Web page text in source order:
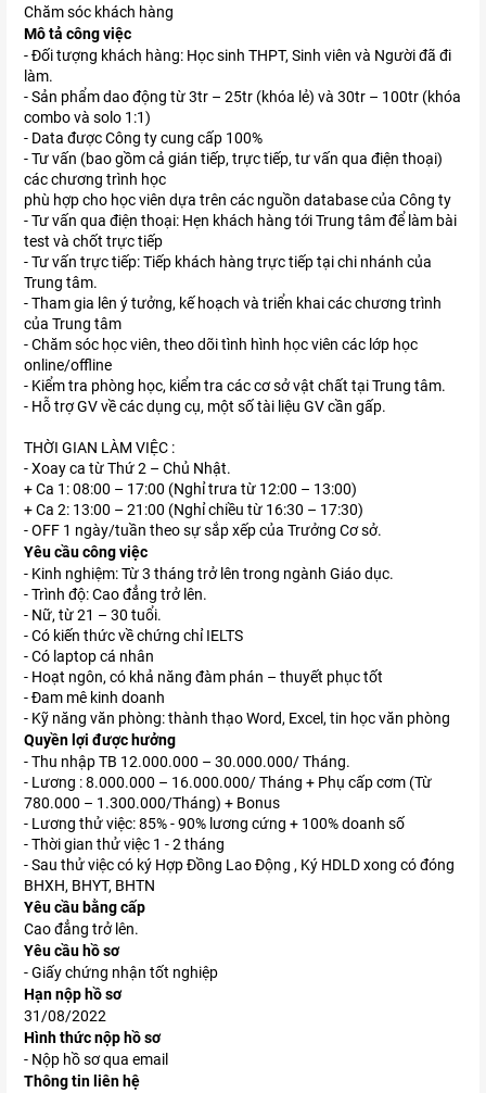
Chăm sóc khách hàng
Mô tả công việc
- Đối tượng khách hàng: Học sinh THPT, Sinh viên và Người đã đi
làm.
- Sản phẩm dao động từ 3tr – 25tr (khóa lẻ) và 30tr – 100tr (khóa
combo và solo 1:1)
- Data được Công ty cung cấp 100%
- Tư vấn (bao gồm cả gián tiếp, trực tiếp, tư vấn qua điện thoại)
các chương trình học
phù hợp cho học viên dựa trên các nguồn database của Công ty
- Tư vấn qua điện thoại: Hẹn khách hàng tới Trung tâm để làm bài
test và chốt trực tiếp
- Tư vấn trực tiếp: Tiếp khách hàng trực tiếp tại chi nhánh của
Trung tâm.
- Tham gia lên ý tưởng, kế hoạch và triển khai các chương trình
của Trung tâm
- Chăm sóc học viên, theo dõi tình hình học viên các lớp học
online/offline
- Kiểm tra phòng học, kiểm tra các cơ sở vật chất tại Trung tâm.
- Hỗ trợ GV về các dụng cụ, một số tài liệu GV cần gấp.
THỜI GIAN LÀM VIỆC :
- Xoay ca từ Thứ 2 – Chủ Nhật.
+ Ca 1: 08:00 – 17:00 (Nghỉ trưa từ 12:00 – 13:00)
+ Ca 2: 13:00 – 21:00 (Nghỉ chiều từ 16:30 – 17:30)
- OFF 1 ngày/tuần theo sự sắp xếp của Trưởng Cơ sở.
Yêu cầu công việc
- Kinh nghiệm: Từ 3 tháng trở lên trong ngành Giáo dục.
- Trình độ: Cao đẳng trở lên.
- Nữ, từ 21 – 30 tuổi.
- Có kiến thức về chứng chỉ IELTS
- Có laptop cá nhân
- Hoạt ngôn, có khả năng đàm phán – thuyết phục tốt
- Đam mê kinh doanh
- Kỹ năng văn phòng: thành thạo Word, Excel, tin học văn phòng
Quyền lợi được hưởng
- Thu nhập TB 12.000.000 – 30.000.000/ Tháng.
- Lương : 8.000.000 – 16.000.000/ Tháng + Phụ cấp cơm (Từ
780.000 – 1.300.000/Tháng) + Bonus
- Lương thử việc: 85% - 90% lương cứng + 100% doanh số
- Thời gian thử việc 1 - 2 tháng
- Sau thử việc có ký Hợp Đồng Lao Động , Ký HDLD xong có đóng
BHXH, BHYT, BHTN
Yêu cầu bằng cấp
Cao đẳng trở lên.
Yêu cầu hồ sơ
- Giấy chứng nhận tốt nghiệp
Hạn nộp hồ sơ
31/08/2022
Hình thức nộp hồ sơ
- Nộp hồ sơ qua email
Thông tin liên hệ